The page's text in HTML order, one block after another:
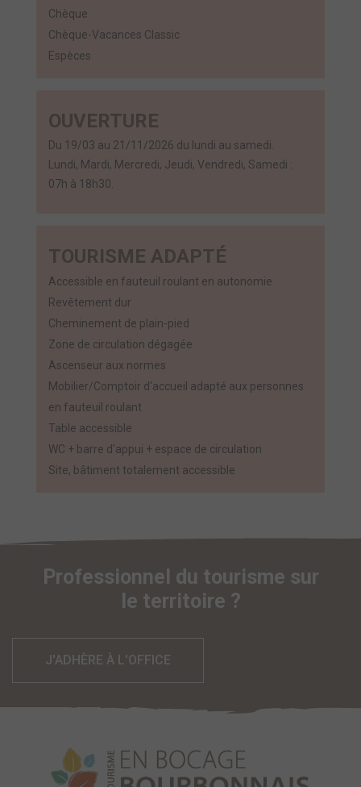
Chèque
Chèque-Vacances Classic
Espèces
OUVERTURE
Du 19/03 au 21/11/2026 du lundi au samedi.
Lundi, Mardi, Mercredi, Jeudi, Vendredi, Samedi :
07h à 18h30.
TOURISME ADAPTÉ
Accessible en fauteuil roulant en autonomie
Revêtement dur
Cheminement de plain-pied
Zone de circulation dégagée
Ascenseur aux normes
Mobilier/Comptoir d'accueil adapté aux personnes
en fauteuil roulant
Table accessible
WC + barre d'appui + espace de circulation
Site, bâtiment totalement accessible
Professionnel du tourisme sur
le territoire ?
J'ADHÈRE À L'OFFICE